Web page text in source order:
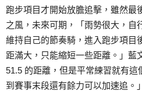
跑步項目才開始放膽追擊，雖然最
之風，未來可期，「雨勢很大，自
維持自己的節奏騎，進入跑步項目
距滿大，只能縮短一些距離。」藍
51.5 的距離，但是平常練習就有這
到賽事末段還有餘力可以加速追。